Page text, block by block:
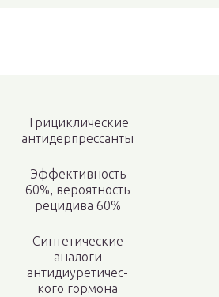
Трициклические
антидерпрессанты
Эффективность
60%, вероятность
рецидива 60%
Синтетические
аналоги
антидиуретичес­
кого гормона